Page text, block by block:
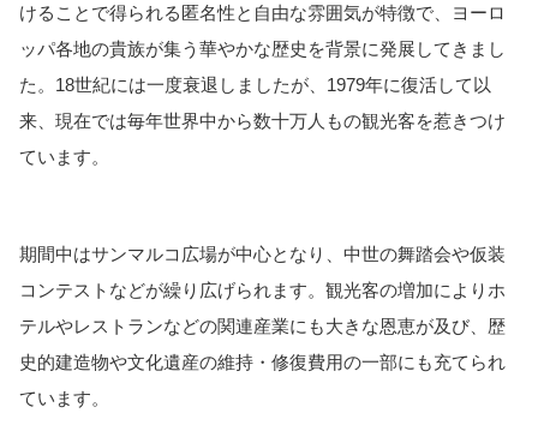
けることで得られる匿名性と自由な雰囲気が特徴で、ヨーロ
ッパ各地の貴族が集う華やかな歴史を背景に発展してきまし
た。18世紀には一度衰退しましたが、1979年に復活して以
来、現在では毎年世界中から数十万人もの観光客を惹きつけ
ています。
期間中はサンマルコ広場が中心となり、中世の舞踏会や仮装
コンテストなどが繰り広げられます。観光客の増加によりホ
テルやレストランなどの関連産業にも大きな恩恵が及び、歴
史的建造物や文化遺産の維持・修復費用の一部にも充てられ
ています。